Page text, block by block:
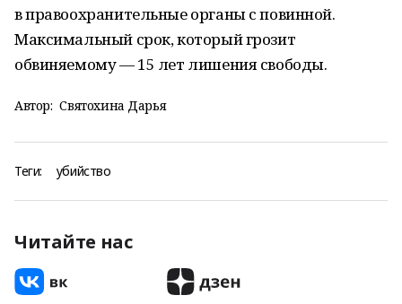
в правоохранительные органы с повинной.
Максимальный срок, который грозит
обвиняемому — 15 лет лишения свободы.
Автор: Святохина Дарья
Теги: убийство
Читайте нас